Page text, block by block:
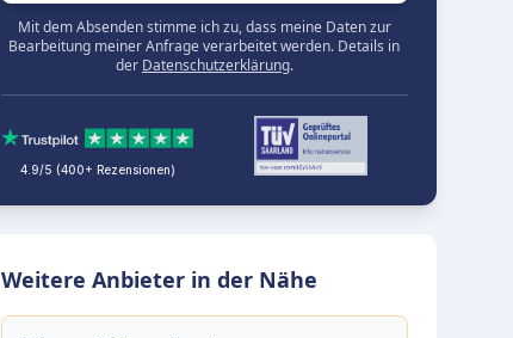
Mit dem Absenden stimme ich zu, dass meine Daten zur
Bearbeitung meiner Anfrage verarbeitet werden. Details in
der Datenschutzerklärung.
4.9/5 (400+ Rezensionen)
Weitere Anbieter in der Nähe